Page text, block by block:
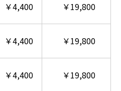
￥4,400 ￥19,800
￥4,400 ￥19,800
￥4,400 ￥19,800